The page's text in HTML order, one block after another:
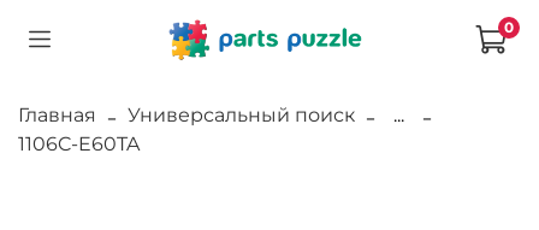
0
Главная Универсальный поиск
...
1106C-E60TA